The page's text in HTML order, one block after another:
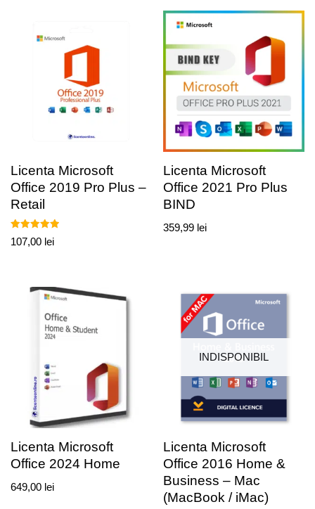
Licenta Microsoft
Office 2019 Pro Plus –
Retail
Evaluat la
5.00
107,00 lei
Licenta Microsoft
Office 2021 Pro Plus
BIND
359,99 lei
Licenta Microsoft
Office 2024 Home
649,00 lei
INDISPONIBIL
Licenta Microsoft
Office 2016 Home &
Business – Mac
(MacBook / iMac)